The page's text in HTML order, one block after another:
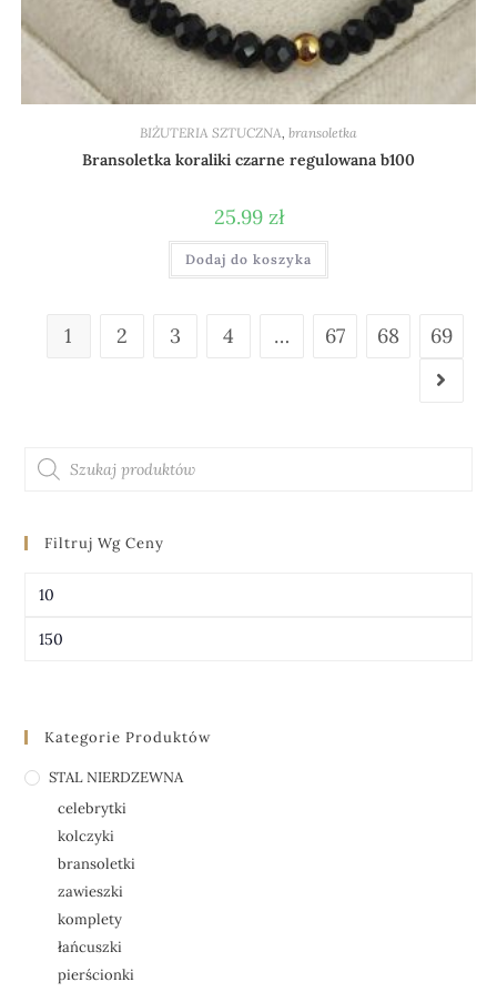
BIŻUTERIA SZTUCZNA bransoletka
Bransoletka koraliki czarne regulowana b100
25.99 zł
Dodaj do koszyka
1 2 3 4 … 67 68 69
Filtruj Wg Ceny
Kategorie Produktów
STAL NIERDZEWNA
celebrytki
kolczyki
bransoletki
zawieszki
komplety
łańcuszki
pierścionki